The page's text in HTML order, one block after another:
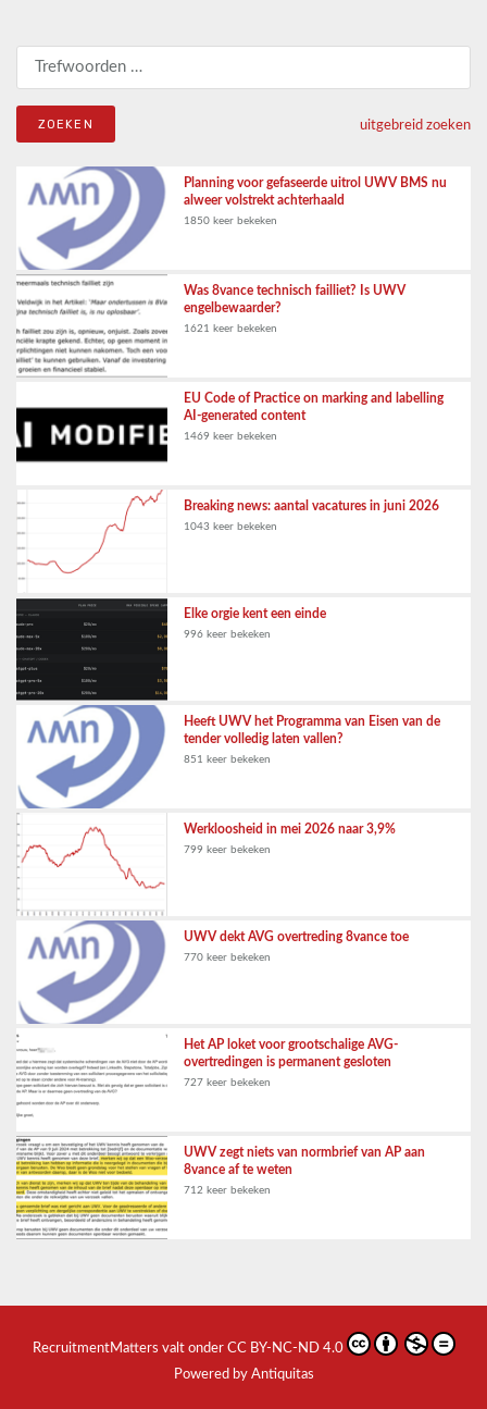
Zoeken naar:
uitgebreid zoeken
Planning voor gefaseerde uitrol UWV BMS nu
alweer volstrekt achterhaald
1850 keer bekeken
Was 8vance technisch failliet? Is UWV
engelbewaarder?
1621 keer bekeken
EU Code of Practice on marking and labelling
AI-generated content
1469 keer bekeken
Breaking news: aantal vacatures in juni 2026
1043 keer bekeken
Elke orgie kent een einde
996 keer bekeken
Heeft UWV het Programma van Eisen van de
tender volledig laten vallen?
851 keer bekeken
Werkloosheid in mei 2026 naar 3,9%
799 keer bekeken
UWV dekt AVG overtreding 8vance toe
770 keer bekeken
Het AP loket voor grootschalige AVG-
overtredingen is permanent gesloten
727 keer bekeken
UWV zegt niets van normbrief van AP aan
8vance af te weten
712 keer bekeken
RecruitmentMatters valt onder CC BY-NC-ND 4.0
Powered by Antiquitas